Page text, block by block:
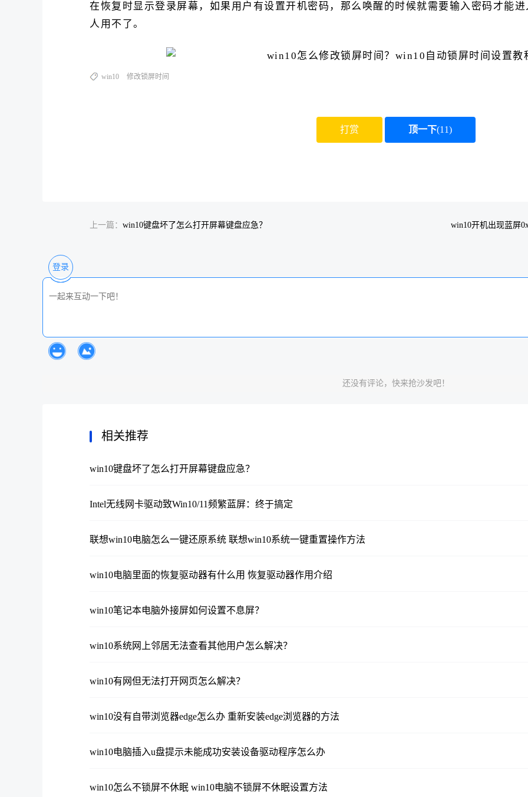
在恢复时显示登录屏幕，如果用户有设置开机密码，那么唤醒的时候就需要输入密码才能
人用不了。
win10 修改锁屏时间
打赏 顶一下(11)
上一篇： win10键盘坏了怎么打开屏幕键盘应急？ win10开机出现蓝屏
登录
还没有评论，快来抢沙发吧！
相关推荐
win10键盘坏了怎么打开屏幕键盘应急？
Intel无线网卡驱动致Win10/11频繁蓝屏：终于搞定
联想win10电脑怎么一键还原系统 联想win10系统一键重置操作方法
win10电脑里面的恢复驱动器有什么用 恢复驱动器作用介绍
win10笔记本电脑外接屏如何设置不息屏？
win10系统网上邻居无法查看其他用户怎么解决？
win10有网但无法打开网页怎么解决？
win10没有自带浏览器edge怎么办 重新安装edge浏览器的方法
win10电脑插入u盘提示未能成功安装设备驱动程序怎么办
win10怎么不锁屏不休眠 win10电脑不锁屏不休眠设置方法